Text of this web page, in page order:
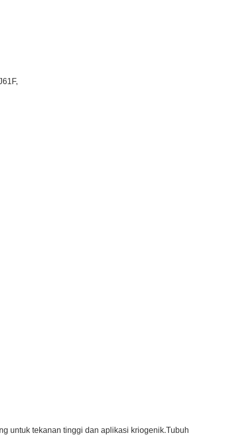
untuk tekanan tinggi dan aplikasi kriogenik.Tubuh